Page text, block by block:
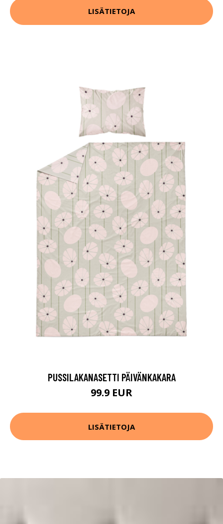
LISÄTIETOJA
PUSSILAKANASETTI PÄIVÄNKAKARA
99.9 EUR
LISÄTIETOJA